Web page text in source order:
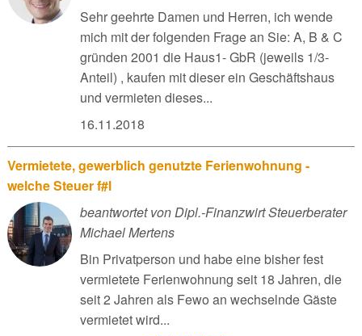
Sehr geehrte Damen und Herren, ich wende
mich mit der folgenden Frage an Sie: A, B & C
gründen 2001 die Haus1- GbR (jeweils 1/3-
Anteil) , kaufen mit dieser ein Geschäftshaus
und vermieten dieses...
16.11.2018
Vermietete, gewerblich genutzte Ferienwohnung -
welche Steuer f#l
beantwortet von Dipl.-Finanzwirt Steuerberater
Michael Mertens
Bin Privatperson und habe eine bisher fest
vermietete Ferienwohnung seit 18 Jahren, die
seit 2 Jahren als Fewo an wechselnde Gäste
vermietet wird...